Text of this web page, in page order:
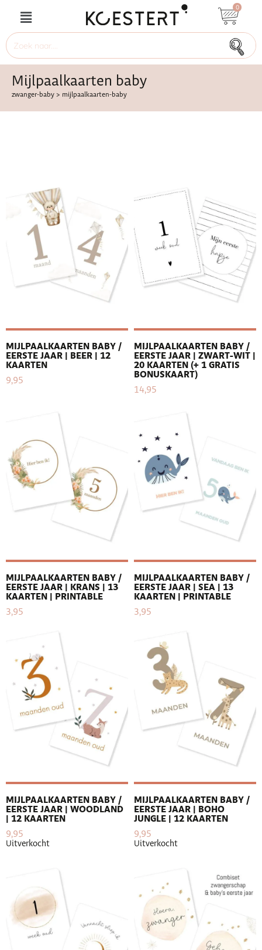
0
Mijlpaalkaarten baby
zwanger-baby > mijlpaalkaarten-baby
MIJLPAALKAARTEN BABY /
EERSTE JAAR | BEER | 12
KAARTEN
9,95
MIJLPAALKAARTEN BABY /
EERSTE JAAR | ZWART-WIT |
20 KAARTEN (+ 1 GRATIS
BONUSKAART)
14,95
MIJLPAALKAARTEN BABY /
EERSTE JAAR | KRANS | 13
KAARTEN | PRINTABLE
3,95
MIJLPAALKAARTEN BABY /
EERSTE JAAR | SEA | 13
KAARTEN | PRINTABLE
3,95
MIJLPAALKAARTEN BABY /
EERSTE JAAR | WOODLAND
| 12 KAARTEN
9,95
Uitverkocht
MIJLPAALKAARTEN BABY /
EERSTE JAAR | BOHO
JUNGLE | 12 KAARTEN
9,95
Uitverkocht